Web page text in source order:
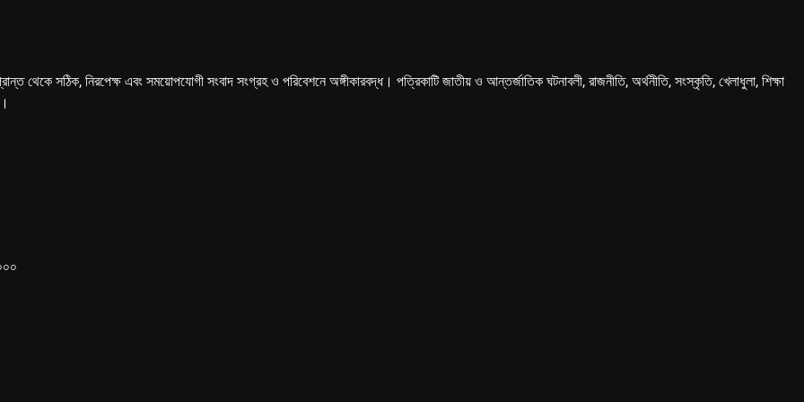
থেকে সঠিক, নিরপেক্ষ এবং সময়োপযোগী সংবাদ সংগ্রহ ও পরিবেশনে অঙ্গীকারবদ্ধ। পত্রিকাটি জাতীয় ও আন্তর্জাতিক ঘটনাবলী, রাজনীতি, অর্থনীতি, সংস্কৃতি, খেলাধুলা, শিক্ষা